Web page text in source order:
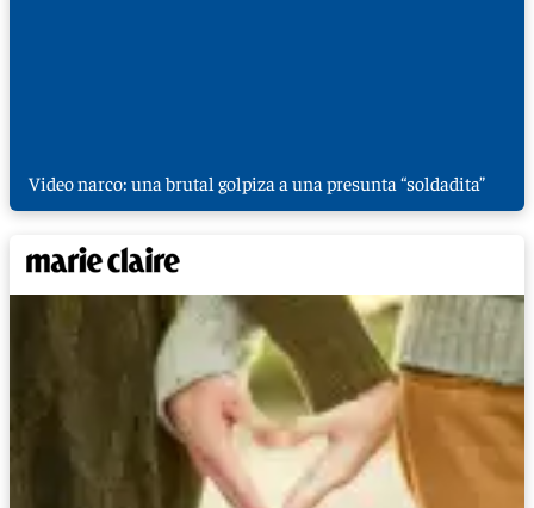
Video narco: una brutal golpiza a una presunta “soldadita”